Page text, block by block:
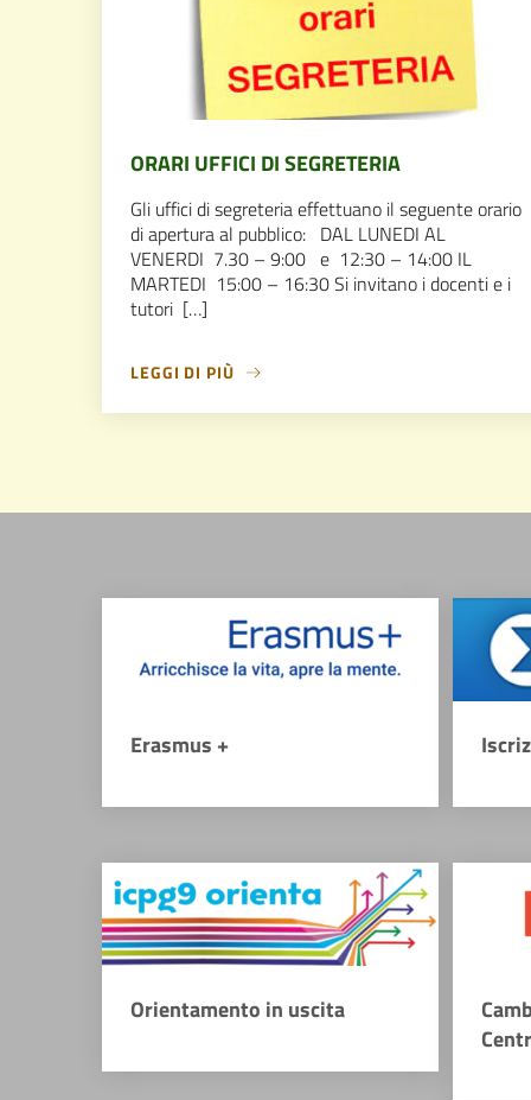
ORARI UFFICI DI SEGRETERIA
Gli uffici di segreteria effettuano il seguente orario
di apertura al pubblico: DAL LUNEDI AL
VENERDI 7.30 – 9:00 e 12:30 – 14:00 IL
MARTEDI 15:00 – 16:30 Si invitano i docenti e i
tutori […]
LEGGI DI PIÙ
Erasmus +
Orientamento in uscita